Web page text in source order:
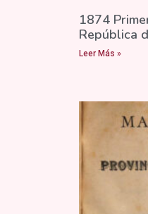
1874
República
Leer Más »